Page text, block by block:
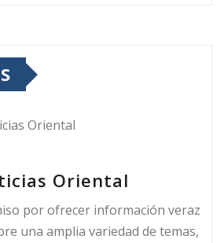
Oriental
por ofrecer información veraz
una amplia variedad de temas,